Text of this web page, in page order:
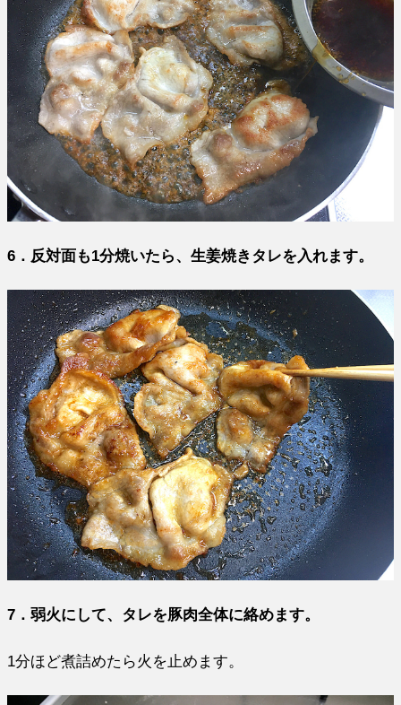
6．反対面も1分焼いたら、生姜焼きタレを入れます。
7．弱火にして、タレを豚肉全体に絡めます。
1分ほど煮詰めたら火を止めます。